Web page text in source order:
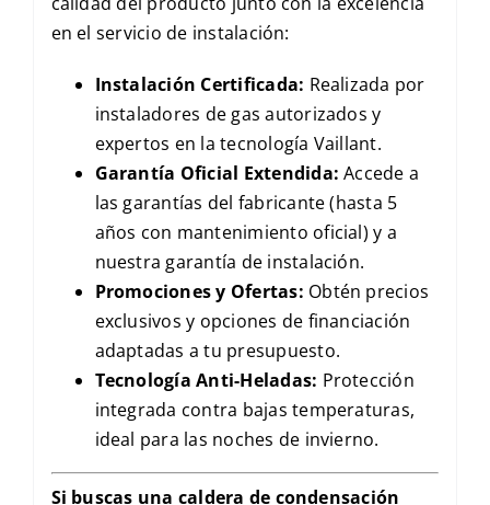
en el servicio de instalación:
Instalación Certificada: Realizada por
instaladores de gas autorizados y
expertos en la tecnología Vaillant.
Garantía Oficial Extendida: Accede a
las garantías del fabricante (hasta 5
años con mantenimiento oficial) y a
nuestra garantía de instalación.
Promociones y Ofertas: Obtén precios
exclusivos y opciones de financiación
adaptadas a tu presupuesto.
Tecnología Anti-Heladas: Protección
integrada contra bajas temperaturas,
ideal para las noches de invierno.
Si buscas una caldera de condensación